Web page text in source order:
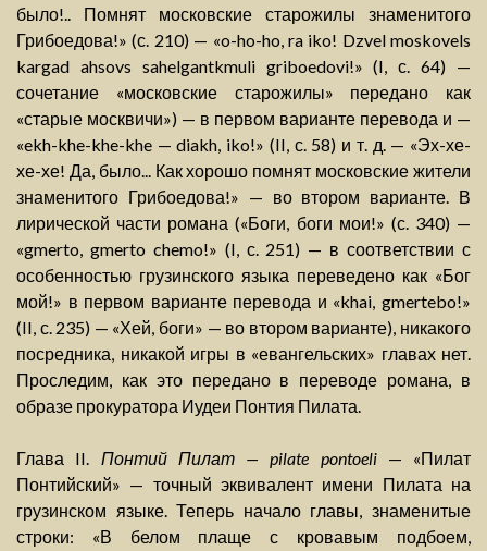
было!.. Помнят московские старожилы знаменитого
Грибоедова!» (с. 210) — «o-ho-ho, ra iko! Dzvel moskovels
kargad ahsovs sahelgantkmuli griboedovi!» (I, с. 64) —
сочетание «московские старожилы» передано как
«старые москвичи») — в первом варианте перевода и —
«ekh-khe-khe-khe — diakh, iko!» (II, с. 58) и т. д. — «Эх-хе-
хе-хе! Да, было... Как хорошо помнят московские жители
знаменитого Грибоедова!» — во втором варианте. В
лирической части романа («Боги, боги мои!» (с. 340) —
«gmerto, gmerto chemo!» (I, с. 251) — в соответствии с
особенностью грузинского языка переведено как «Бог
мой!» в первом варианте перевода и «khai, gmertebo!»
(II, с. 235) — «Хей, боги» — во втором варианте), никакого
посредника, никакой игры в «евангельских» главах нет.
Проследим, как это передано в переводе романа, в
образе прокуратора Иудеи Понтия Пилата.
Глава II. Понтий Пилат — pilate pontoeli— «Пилат
Понтийский» — точный эквивалент имени Пилата на
грузинском языке. Теперь начало главы, знаменитые
строки: «В белом плаще с кровавым подбоем,